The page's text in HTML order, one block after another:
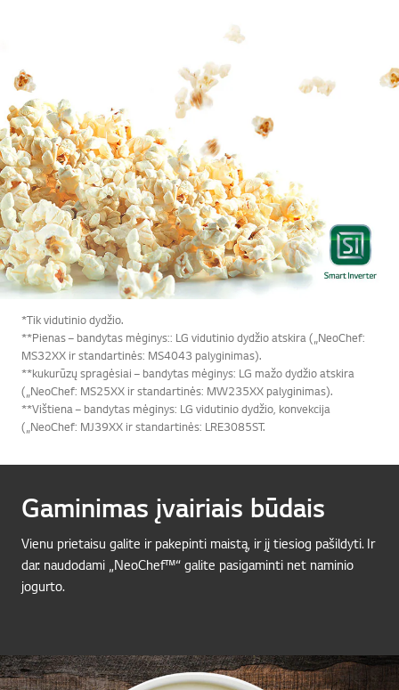
*Tik vidutinio dydžio.
**Pienas – bandytas mėginys:: LG vidutinio dydžio atskira („NeoChef:
MS32XX ir standartinės: MS4043 palyginimas).
**kukurūzų spragėsiai – bandytas mėginys: LG mažo dydžio atskira
(„NeoChef: MS25XX ir standartinės: MW235XX palyginimas).
**Vištiena – bandytas mėginys: LG vidutinio dydžio, konvekcija
(„NeoChef: MJ39XX ir standartinės: LRE3085ST.
Gaminimas įvairiais būdais
Vienu prietaisu galite ir pakepinti maistą, ir jį tiesiog pašildyti. Ir
dar: naudodami „NeoChef™“ galite pasigaminti net naminio
jogurto.